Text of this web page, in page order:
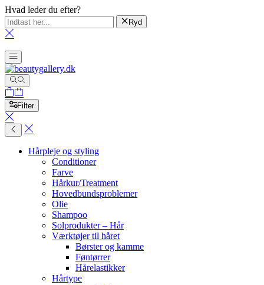
Hvad leder du efter?
Ryd
Filter
Hårpleje og styling
Conditioner
Farve
Hårkur/Treatment
Hovedbundsproblemer
Olie
Shampoo
Solprodukter – Hår
Værktøjer til håret
Børster og kamme
Føntørrer
Hårelastikker
Hårtype